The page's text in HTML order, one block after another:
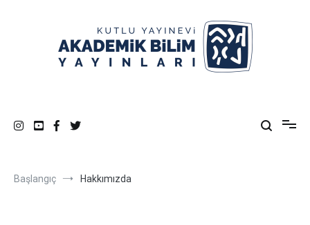
Başlangıç Hakkımızda